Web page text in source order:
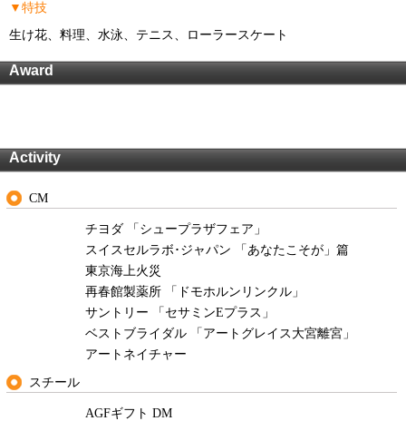
▼特技
生け花、料理、水泳、テニス、ローラースケート
Award
Activity
CM
チヨダ 「シュープラザフェア」
スイスセルラボ･ジャパン 「あなたこそが」篇
東京海上火災
再春館製薬所 「ドモホルンリンクル」
サントリー 「セサミンEプラス」
ベストブライダル 「アートグレイス大宮離宮」
アートネイチャー
スチール
AGFギフト DM